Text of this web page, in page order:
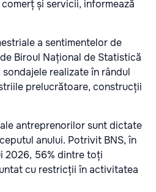
și servicii, informează
a sentimentelor de
Biroul Național de Statistică
realizate în rândul
prelucrătoare, construcții
antreprenorilor sunt dictate
anului. Potrivit BNS, în
2026, 56% dintre toți
cu restricții în activitatea